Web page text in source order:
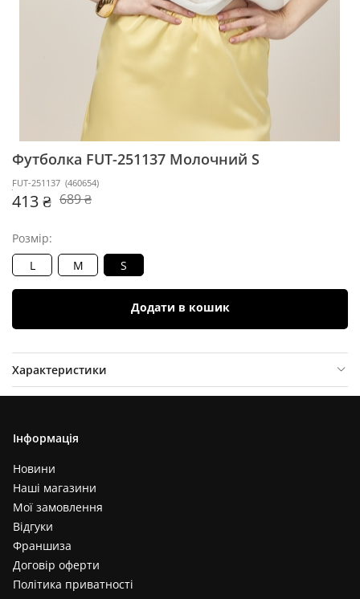
Футболка FUT-251137 Молочний S
FUT-251137 (460654)
413 ₴ 689 ₴
Розмір:
L
M S
Додати в кошик
Характеристики
Відгуки (0)
Інформація
Новини
Наші магазини
Мої замовлення
Відгуки
Франшиза
Договір оферти
Політика приватності